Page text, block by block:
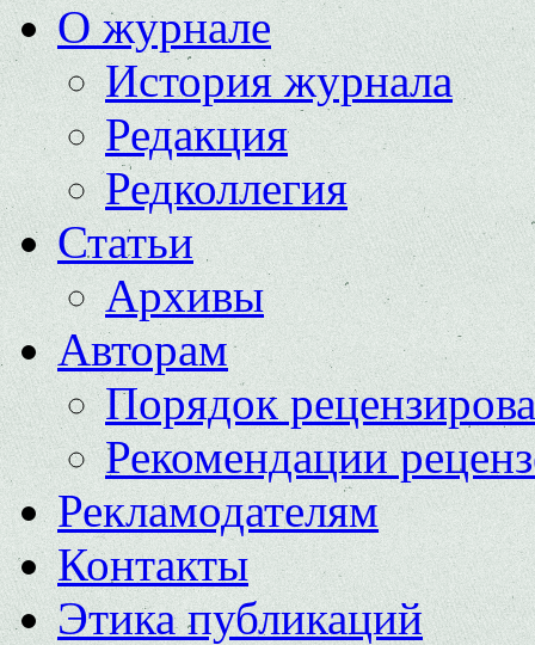
О журнале
История журнала
Редакция
Редколлегия
Статьи
Архивы
Авторам
Порядок
Рекомендации
Рекламодателям
Контакты
Этика публикаций